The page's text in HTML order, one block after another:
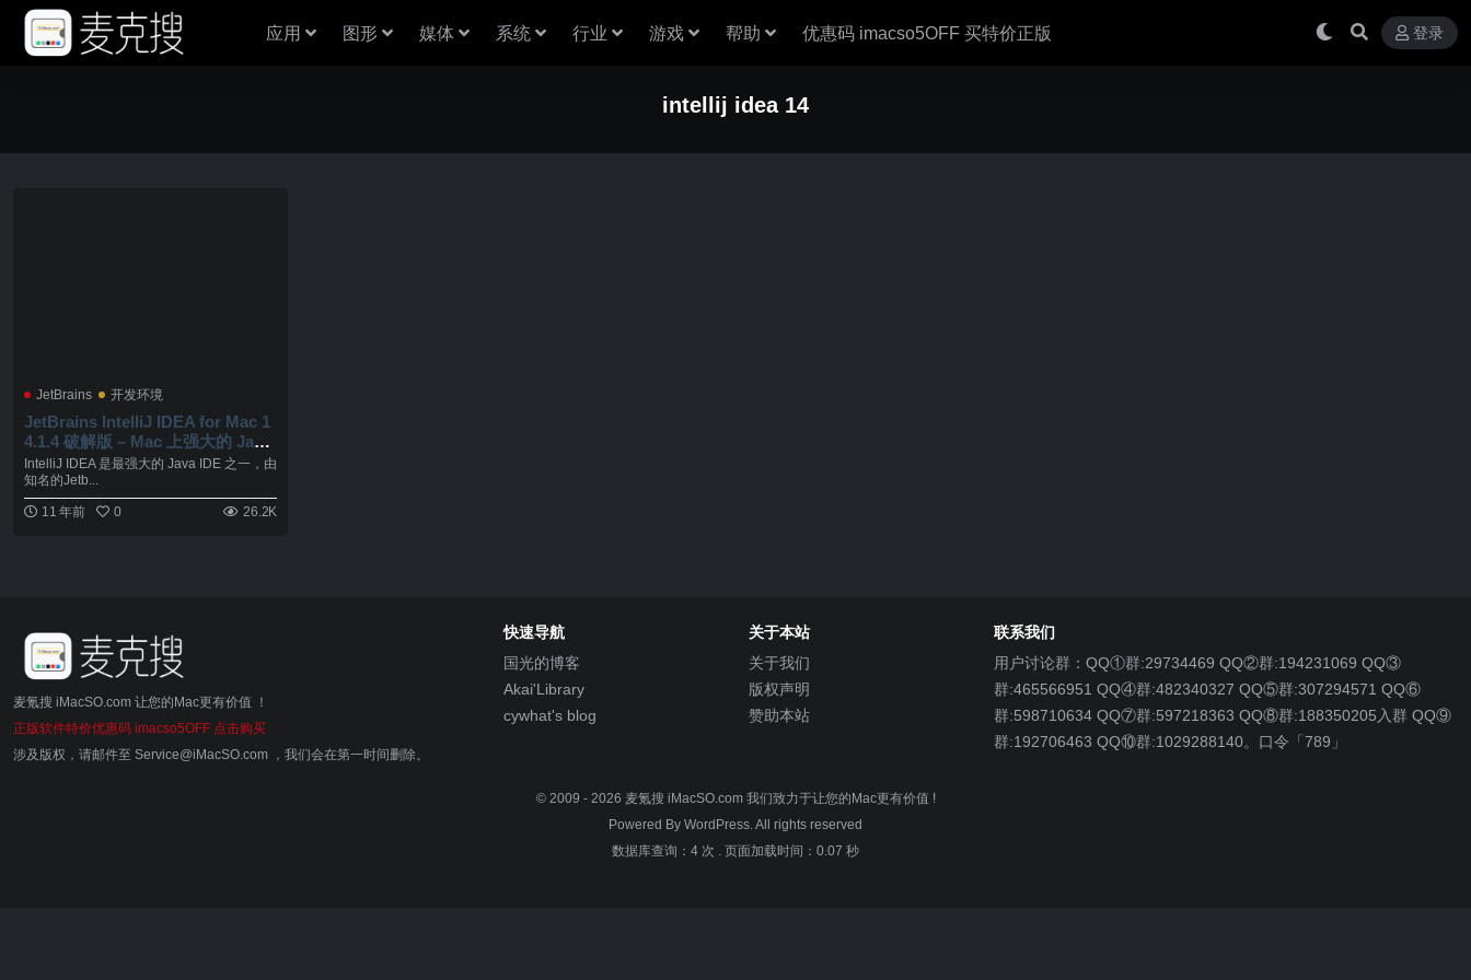
应用 图形 媒体 系统 行业 游戏 帮助 优惠码 imacso5OFF 买特价正版 登录
intellij idea 14
JetBrains 开发环境
JetBrains IntelliJ IDEA for Mac 1
4.1.4 破解版 – Mac 上强大的 Java
集成开发工具
IntelliJ IDEA 是最强大的 Java IDE 之一，由
知名的Jetb...
11 年前 0 26.2K
麦氪搜 iMacSO.com 让您的Mac更有价值 ！
正版软件特价优惠码 imacso5OFF 点击购买
涉及版权，请邮件至 Service@iMacSO.com ，我们会在第一时间删除。
快速导航
国光的博客
Akai'Library
cywhat's blog
关于本站
关于我们
版权声明
赞助本站
联系我们
用户讨论群：QQ①群:29734469 QQ②群:194231069 QQ③
群:465566951 QQ④群:482340327 QQ⑤群:307294571 QQ⑥
群:598710634 QQ⑦群:597218363 QQ⑧群:188350205入群 QQ⑨
群:192706463 QQ⑩群:1029288140。口令「789」
© 2009 - 2026 麦氪搜 iMacSO.com 我们致力于让您的Mac更有价值 !
Powered By WordPress. All rights reserved
数据库查询：4 次 . 页面加载时间：0.07 秒